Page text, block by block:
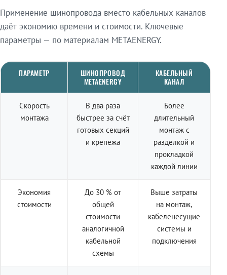
Применение шинопровода вместо кабельных каналов
даёт экономию времени и стоимости. Ключевые
параметры — по материалам METAENERGY.
ПАРАМЕТР
ШИНОПРОВОД
METAENERGY
КАБЕЛЬНЫЙ
КАНАЛ
Скорость
монтажа
В два раза
быстрее за счёт
готовых секций
и крепежа
Более
длительный
монтаж с
разделкой и
прокладкой
каждой линии
Экономия
стоимости
До 30 % от
общей
стоимости
аналогичной
кабельной
схемы
Выше затраты
на монтаж,
кабеленесущие
системы и
подключения